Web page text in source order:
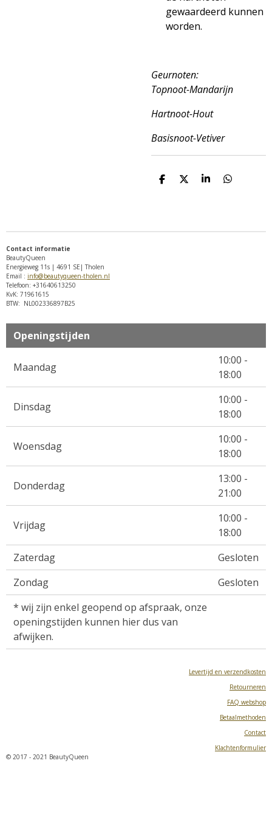
gewaardeerd kunnen
worden.
Geurnoten:
Topnoot-Mandarijn
Hartnoot-Hout
Basisnoot-Vetiver
D
D
S
D
Contact informatie
BeautyQueen
Energieweg 11s | 4691 SE| Tholen
Email : info@beautyqueen-tholen.nl
Telefoon: +31640613250
KvK: 71961615
BTW: NL002336897B25
Openingstijden
Maandag
10:00 -
18:00
Dinsdag
10:00 -
18:00
Woensdag
10:00 -
18:00
Donderdag
13:00 -
21:00
Vrijdag
10:00 -
18:00
Zaterdag
Gesloten
Zondag
Gesloten
* wij zijn enkel geopend op afspraak, onze
openingstijden kunnen hier dus van
afwijken.
Levertijd en verzendkosten
Retourneren
FAQ webshop
Betaalmethoden
Contact
Klachtenformulier
© 2017 - 2021 BeautyQueen